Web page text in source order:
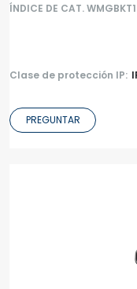
ÍNDICE DE CAT.
Clase de protección IP:
PREGUNTAR